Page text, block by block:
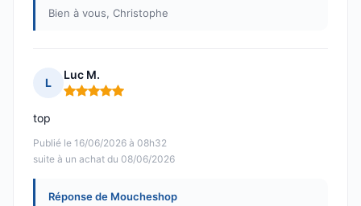
Bien à vous, Christophe
L
Luc M.
Note : 5 sur 5
Publié le 16/06/2026 à 08h32
suite à un achat du 08/06/2026
top
Réponse de Moucheshop